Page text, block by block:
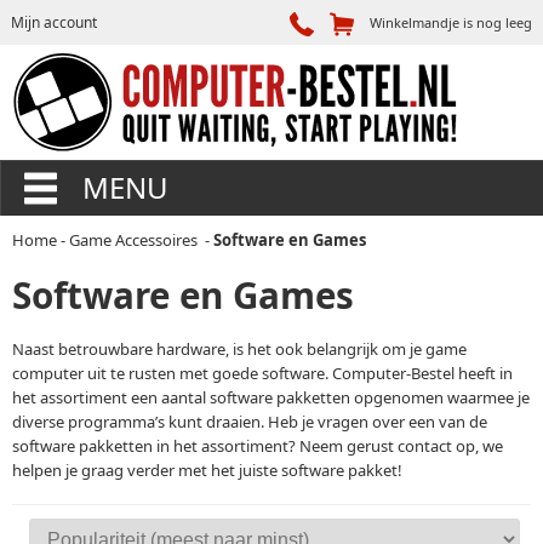
Mijn account Winkelmandje is nog leeg
MENU
Home-Game Accessoires -Software en Games
Software en Games
Naast betrouwbare hardware, is het ook belangrijk om je game
computer uit te rusten met goede software. Computer-Bestel heeft in
het assortiment een aantal software pakketten opgenomen waarmee je
diverse programma’s kunt draaien. Heb je vragen over een van de
software pakketten in het assortiment? Neem gerust contact op, we
helpen je graag verder met het juiste software pakket!